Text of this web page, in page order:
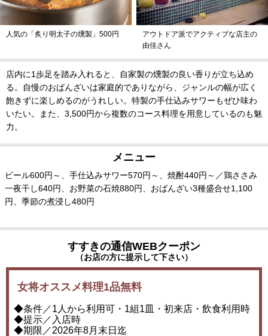
人気の「炙り明太子の燻製」500円
アウトドア派でアクティブな店主の
由佳さん
店内に1歩足を踏み入れると、自家製の燻製の良い香りが立ち込め
る。自慢のおばんざいは家庭的でありながら、ジャンルの幅が広く
飽きずに楽しめるのがうれしい。特製の手仕込みサワーもぜひ味わ
いたい。また、3,500円から複数のコース料理を用意しているのも魅
力。
メニュー
ビール600円～、手仕込みサワー570円～、焼酎440円～／鶏ささみ
一夜干し640円、お野菜の石焼880円、おばんざい3種盛合せ1,100
円、季節の煮浸し480円
すすきの通信WEBクーポン
（お店の方に提示して下さい）
女将オススメ料理1品無料
◆条件／1人から利用可・1組1皿・初来店・飲食利用時
◆提示／入店時
◆期限／2026年8月末日迄